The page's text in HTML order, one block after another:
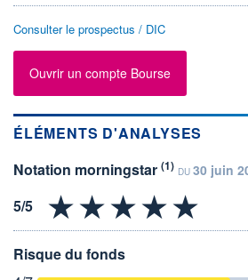
Consulter le prospectus / DIC
Ouvrir un compte Bourse
ÉLÉMENTS D'ANALYSES
Notation morningstar (1) DU 30 juin
Risque du fonds